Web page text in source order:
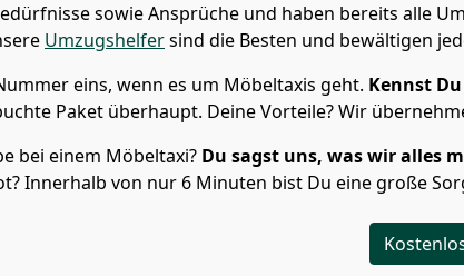
sowie Ansprüche und haben bereits alle
Umzugshelfersind die Besten und bewältigen
eins, wenn es um Möbeltaxis geht. Kennst
Paket überhaupt. Deine Vorteile? Wir
bei einem Möbeltaxi? Du sagst uns, was wir alles
Innerhalb von nur 6 Minuten bist Du eine große